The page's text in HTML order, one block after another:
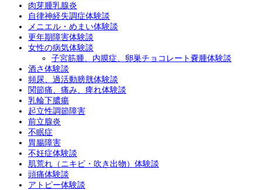
肉芽腫乳腺炎
自律神経失調症体験談
メニエル・めまい体験談
更年期障害体験談
女性の病気体験談
子宮筋腫、内膜症、卵巣チョコレート嚢腫体験談
酒さ体験談
頻尿、過活動膀胱体験談
関節痛、痛み、痺れ体験談
乳輪下膿瘍
起立性調節障害
前立腺炎
不眠症
胃腸障害
不妊症体験談
肌荒れ（ニキビ・吹き出物）体験談
頭痛体験談
アトピー体験談